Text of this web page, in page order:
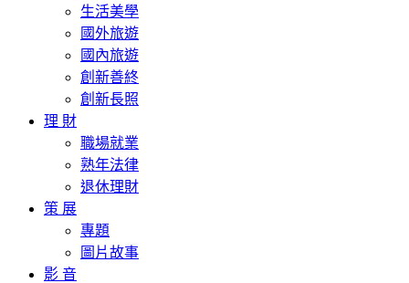
生活美學
國外旅遊
國內旅遊
創新善終
創新長照
理 財
職場就業
熟年法律
退休理財
策 展
專題
圖片故事
影 音